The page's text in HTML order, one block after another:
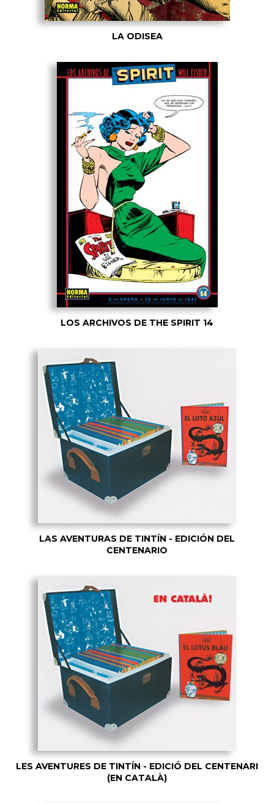
LA ODISEA
LOS ARCHIVOS DE THE SPIRIT 14
LAS AVENTURAS DE TINTÍN - EDICIÓN DEL
CENTENARIO
LES AVENTURES DE TINTÍN - EDICIÓ DEL CENTENARI
(EN CATALÀ)